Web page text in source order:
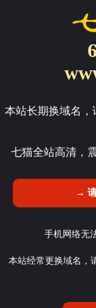
本站长期换域名
七猫全站高清，
→
手机网络无
本站经常更换域名，